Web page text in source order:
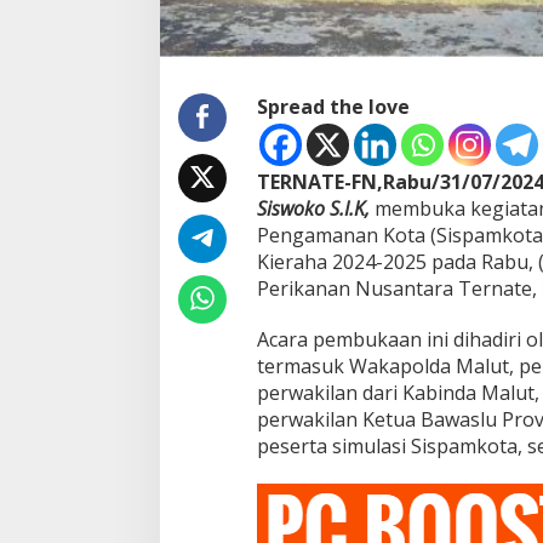
P
i
l
d
a
Spread the love
TERNATE-FN,Rabu/31/07/2024
Siswoko S.I.K, membuka
Pengamanan Kota
Kieraha 2024-2025 pada
Perikanan Nusantara
Acara pembukaan ini dihadiri
termasuk Wakapolda Malut,
perwakilan dari Kabinda
perwakilan Ketua Bawaslu
peserta simulasi Sispamkota,